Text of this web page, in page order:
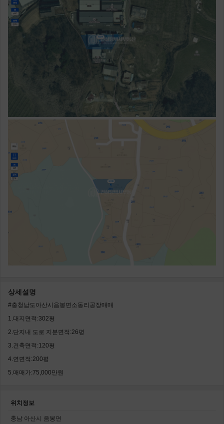
상세설명
#충청남도아산시음봉면소동리공장매매
1.대지면적:302평
2.단지내 도로 지분면적:26평
3.건축면적:120평
4.연면적:200평
5.매매가:75,000만원
위치정보
충남 아산시 음봉면